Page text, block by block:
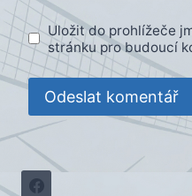
Uložit do prohlížeče
stránku pro budoucí